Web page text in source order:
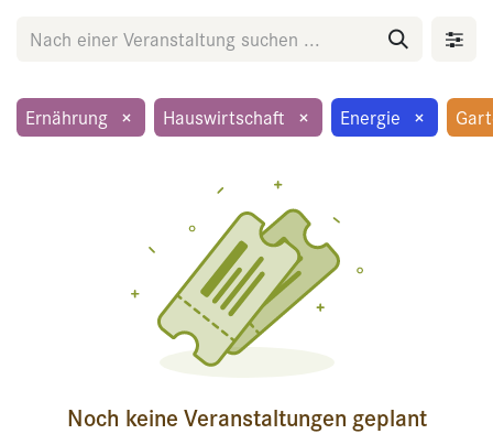
Ernährung × Hauswirtschaft × Energie ×
Noch keine Veranstaltungen geplant